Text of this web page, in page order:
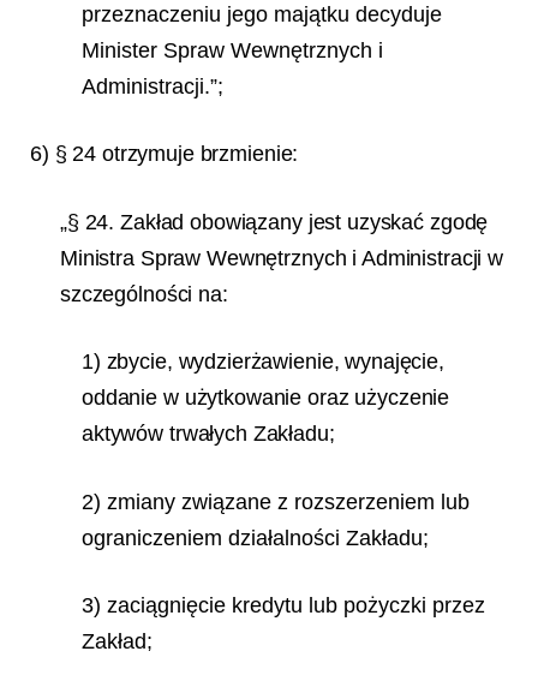
przeznaczeniu jego majątku decyduje
Minister Spraw Wewnętrznych i
Administracji.”;
6) § 24 otrzymuje brzmienie:
„§ 24. Zakład obowiązany jest uzyskać zgodę
Ministra Spraw Wewnętrznych i Administracji w
szczególności na:
1) zbycie, wydzierżawienie, wynajęcie,
oddanie w użytkowanie oraz użyczenie
aktywów trwałych Zakładu;
2) zmiany związane z rozszerzeniem lub
ograniczeniem działalności Zakładu;
3) zaciągnięcie kredytu lub pożyczki przez
Zakład;